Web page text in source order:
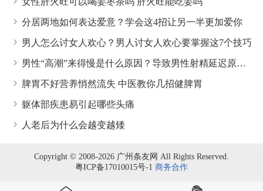
分居两地如何表达爱意？学会这4招让另一半更加爱你
男人怎么讨女人欢心？男人讨女人欢心要掌握这7个技巧
男性“高潮”来得慢是什么原因？导致男性射精延迟原因是什么
脾胃不好营养悄然流失 中医教你几招健脾胃
躯体部疾患易引起哪些头痛
人老后为什么会越变越矮
Copyright © 2008-2026 广州条友网 All Rights Reserved.
粤ICP备17010015号-1 商务合作